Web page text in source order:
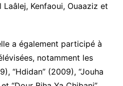
Kenfaoui, Ouaaziz et
a également participé à
notamment les
“Hdidan” (2009), “Jouha